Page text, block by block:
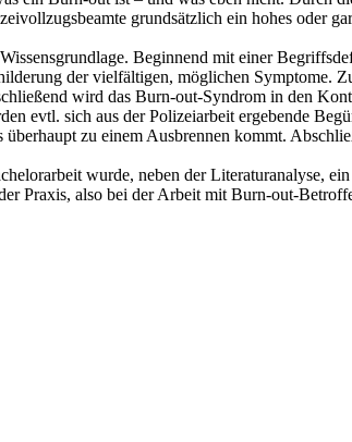
grundsätzlich ein hohes oder
Beginnend mit einer
der vielfältigen, möglichen Symptome.
wird das Burn-out-Syndrom in den
evtl. sich aus der Polizeiarbeit ergebende
zu einem Ausbrennen kommt.
wurde, neben der Literaturanalyse,
Praxis, also bei der Arbeit mit Burn-out-